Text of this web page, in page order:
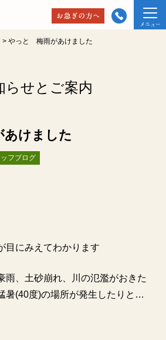
> やっと 梅雨があけました
らせとご案内
けました
フブログ
にみえてわかります
、土砂崩れ、川の氾濫がおきた
暑(40度)の場所が発生したりと…